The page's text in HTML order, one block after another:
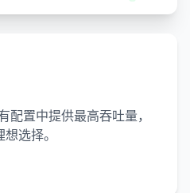
配置中提供最高吞吐量，
选择。